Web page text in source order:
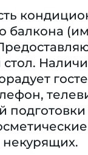
балкона